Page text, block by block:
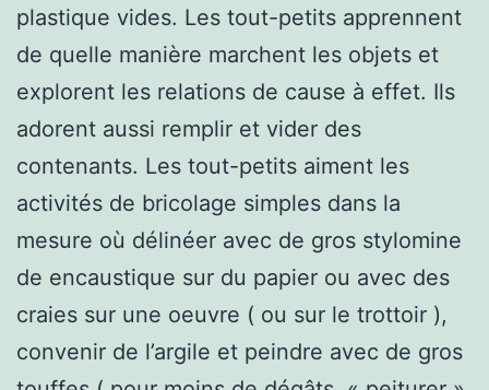
plastique vides. Les tout-petits apprennent
de quelle manière marchent les objets et
explorent les relations de cause à effet. Ils
adorent aussi remplir et vider des
contenants. Les tout-petits aiment les
activités de bricolage simples dans la
mesure où délinéer avec de gros stylomine
de encaustique sur du papier ou avec des
craies sur une oeuvre ( ou sur le trottoir ),
convenir de l’argile et peindre avec de gros